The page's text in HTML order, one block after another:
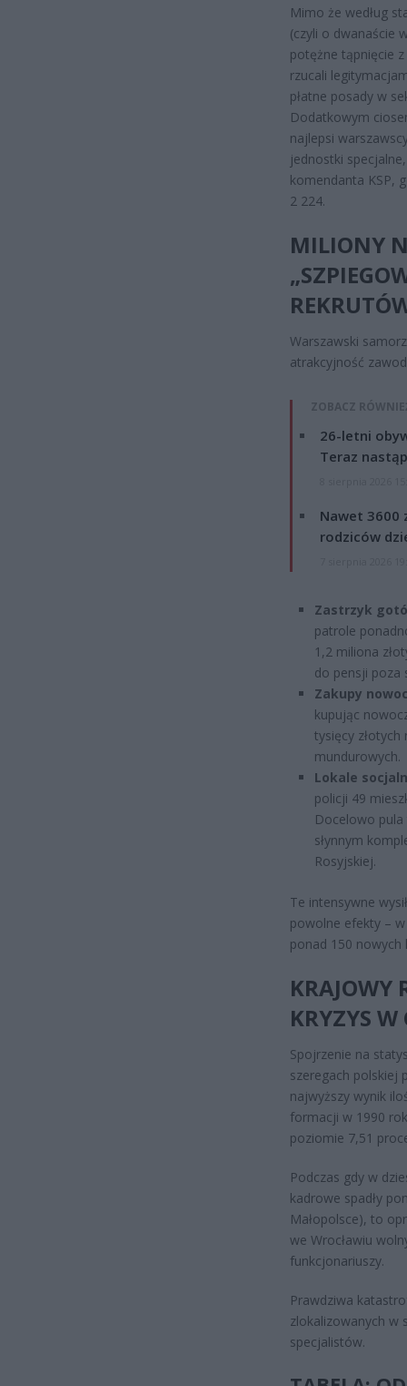
Mimo że według
(czyli o dwanaście
potężne tąpnięcie
rzucali
płatne posady w
Dodatkowym
najlepsi
jednostki
komendanta KSP,
2 224.
MILIONY
Warszawski
atrakcyjność
ZOBACZ
26-letni
Teraz
Nawet 3600
rodziców
Zastrzyk
patrole
1,2 miliona
do pensji poza
Zakupy
kupując
tysięcy
mundurowych.
Lokale
policji 49
Docelowo
słynnym
Rosyjskiej.
Te intensywne
powolne efekty –
ponad 150 nowych
KRAJOWY
KRYZYS
Spojrzenie na
szeregach polskiej
najwyższy wynik
formacji w 1990
poziomie 7,51
Podczas gdy w
kadrowe spadły
Małopolsce), to
we Wrocławiu
funkcjonariuszy.
Prawdziwa
zlokalizowanych w
specjalistów.